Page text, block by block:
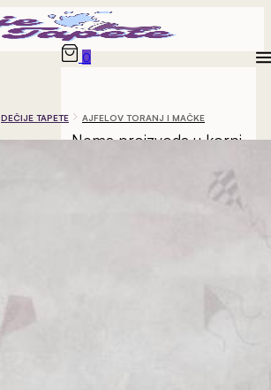
0
Nema proizvoda u korpi.
DEČIJE TAPETE AJFELOV TORANJ I MAČKE